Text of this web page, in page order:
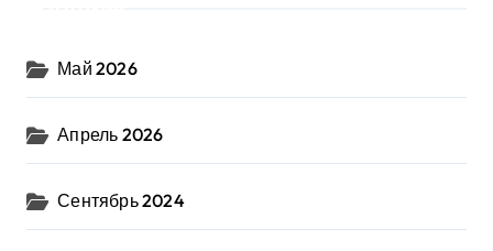
Май 2026
Апрель 2026
Сентябрь 2024